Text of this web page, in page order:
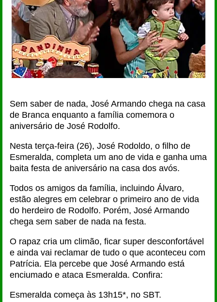
Sem saber de nada, José Armando chega na casa
de Branca enquanto a família comemora o
aniversário de José Rodolfo.
Nesta terça-feira (26), José Rodoldo, o filho de
Esmeralda, completa um ano de vida e ganha uma
baita festa de aniversário na casa dos avós.
Todos os amigos da família, incluindo Álvaro,
estão alegres em celebrar o primeiro ano de vida
do herdeiro de Rodolfo. Porém, José Armando
chega sem saber de nada na festa.
O rapaz cria um climão, ficar super desconfortável
e ainda vai reclamar de tudo o que aconteceu com
Patrícia. Ela percebe que José Armando está
enciumado e ataca Esmeralda. Confira:
Esmeralda começa às 13h15*, no SBT.